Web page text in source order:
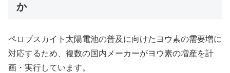
か
ペロブスカイト太陽電池の普及に向けたヨウ素の需要増に
対応するため、複数の国内メーカーがヨウ素の増産を計
画・実行しています。